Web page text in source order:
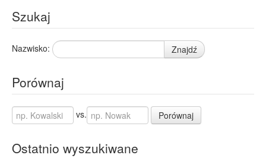
Szukaj
Nazwisko: Znajdź
Porównaj
vs. Porównaj
Ostatnio wyszukiwane